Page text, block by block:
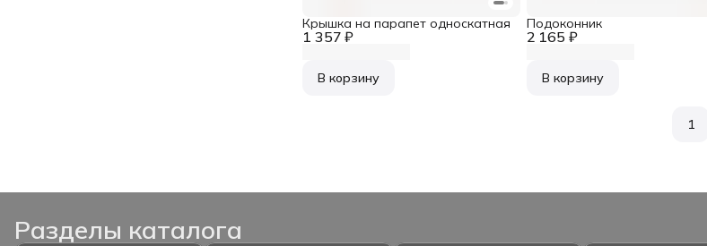
1 357 ₽
Крышка на парапет односкатная
В корзину
2 165 ₽
Подоконник
В корзину
1
Разделы каталога